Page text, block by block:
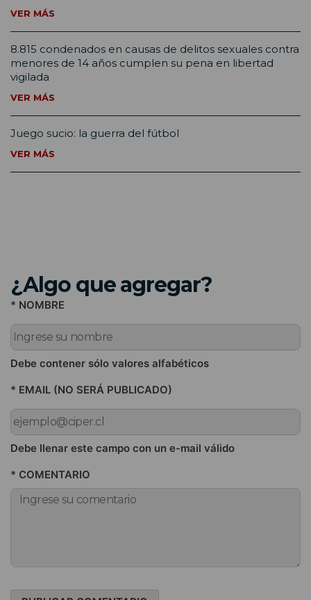
VER MÁS
8.815 condenados en causas de delitos sexuales contra
menores de 14 años cumplen su pena en libertad
vigilada
VER MÁS
Juego sucio: la guerra del fútbol
VER MÁS
¿Algo que agregar?
* NOMBRE
Debe contener sólo valores alfabéticos
* EMAIL (NO SERÁ PUBLICADO)
Debe llenar este campo con un e-mail válido
* COMENTARIO